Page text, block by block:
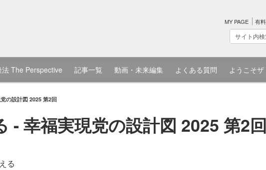
MY PAGE 有
法 The Perspective 記事一覧 動画・未来編集 よくある質問 ようこそ
の設計図 2025 第2回
- 幸福実現党の設計図 2025 第2回
る